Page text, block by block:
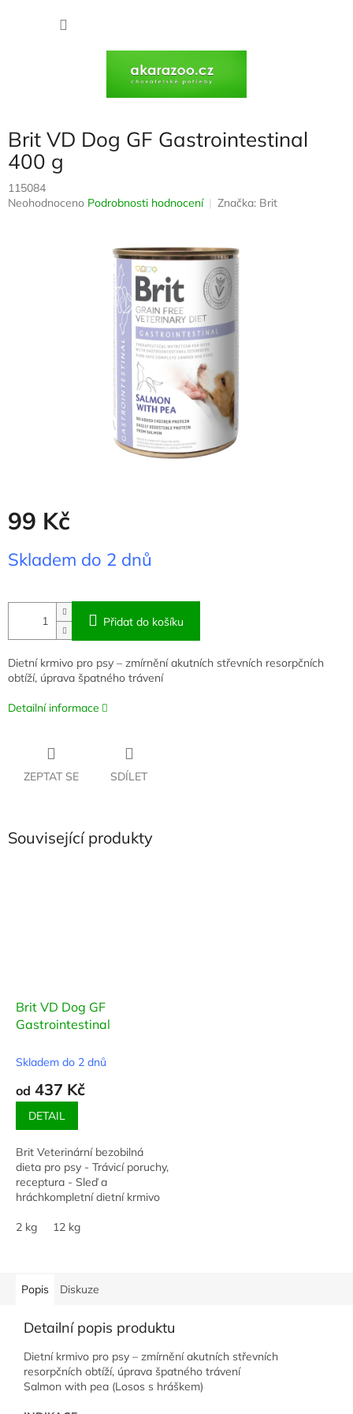
Brit VD Dog GF Gastrointestinal
400 g
115084
Průměrné
Neohodnoceno Podrobnosti hodnocení Značka: Brit
99 Kč
cena:
Skladem do 2 dnů
Přidat do košíku
Dietní krmivo pro psy – zmírnění akutních střevních resorpčních
obtíží, úprava špatného trávení
Detailní informace
ZEPTAT SE SDÍLET
Související produkty
Brit VD Dog GF
Gastrointestinal
Skladem do 2 dnů
od 437 Kč
DETAIL
Brit Veterinární bezobilná
dieta pro psy - Trávicí poruchy,
receptura - Sleď a
hráchkompletní dietní krmivo
chronické gastroenteritidy
2 kg 12 kg
Popis Diskuze
Detailní popis produktu
Dietní krmivo pro psy – zmírnění akutních střevních
resorpčních obtíží, úprava špatného trávení
Salmon with pea (Losos s hráškem)